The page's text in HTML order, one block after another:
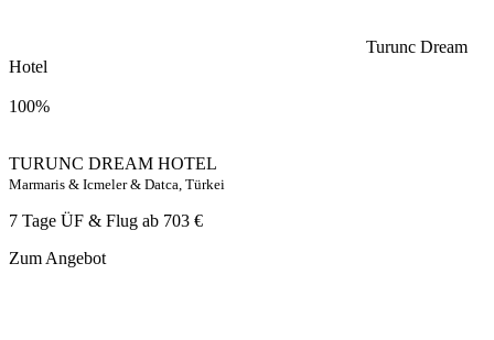
Turunc Dream
Hotel
100%
TURUNC DREAM HOTEL
Marmaris & Icmeler & Datca, Türkei
7 Tage ÜF & Flug ab 703 €
Zum Angebot